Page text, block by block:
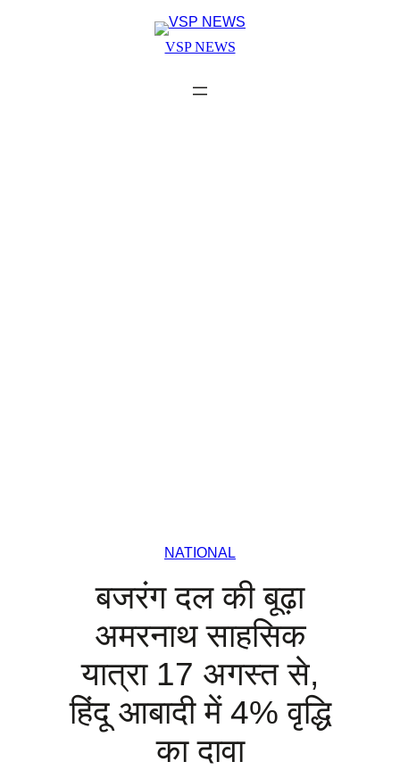
VSP NEWS
NATIONAL
बजरंग दल की बूढ़ा
अमरनाथ साहसिक
यात्रा 17 अगस्त से,
हिंदू आबादी में 4% वृद्धि
का दावा